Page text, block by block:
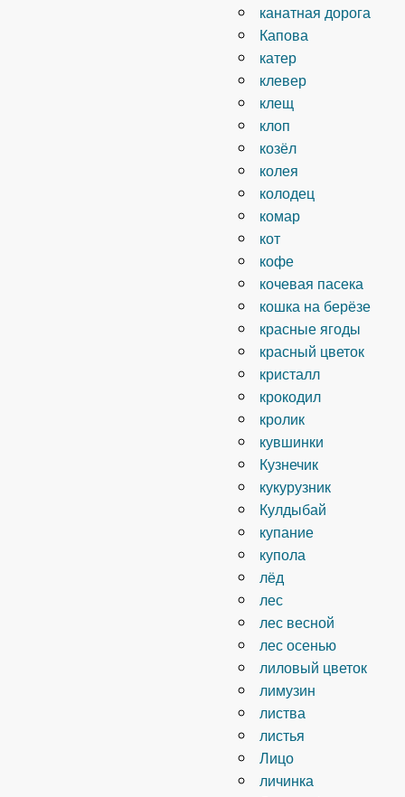
канатная дорога
Капова
катер
клевер
клещ
клоп
козёл
колея
колодец
комар
кот
кофе
кочевая пасека
кошка на берёзе
красные ягоды
красный цветок
кристалл
крокодил
кролик
кувшинки
Кузнечик
кукурузник
Кулдыбай
купание
купола
лёд
лес
лес весной
лес осенью
лиловый цветок
лимузин
листва
листья
Лицо
личинка